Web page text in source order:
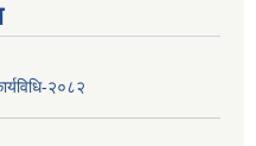
२०८२